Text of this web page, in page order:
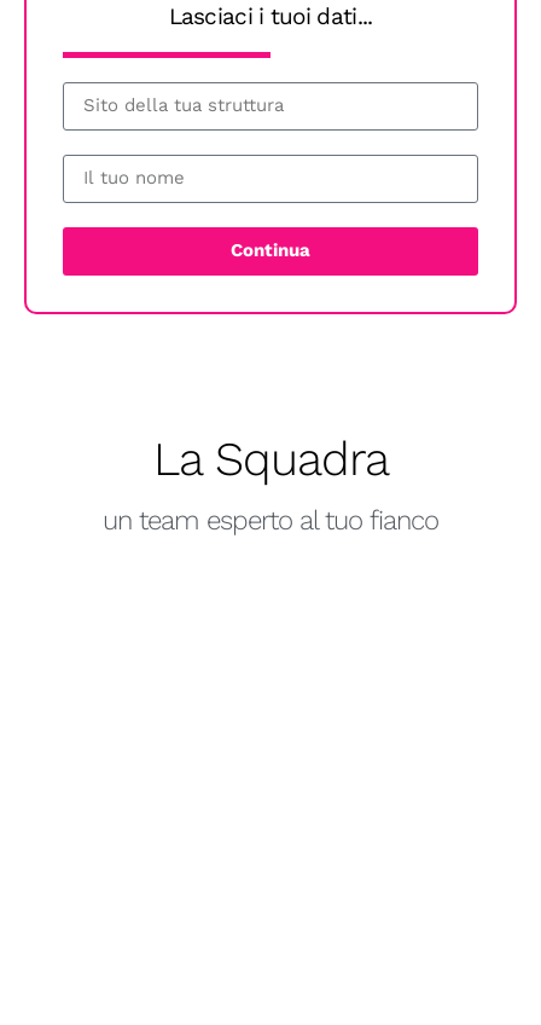
Lasciaci i tuoi dati...
50%
Continua
La Squadra
un team esperto al tuo fianco